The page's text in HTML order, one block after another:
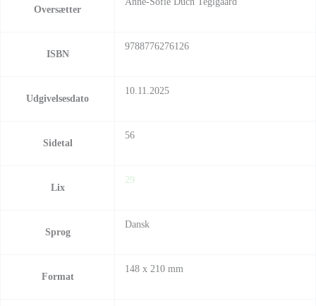
Oversætter
ISBN
9788776276126
Udgivelsesdato
10.11.2025
Sidetal
56
Lix
29
Sprog
Dansk
Format
148 x 210 mm